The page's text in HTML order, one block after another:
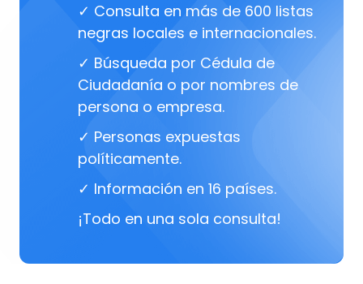
✓ Consulta en más de 600 listas
negras locales e internacionales.
✓ Búsqueda por Cédula de
Ciudadanía o por nombres de
persona o empresa.
✓ Personas expuestas
políticamente.
✓ Información en 16 países.
¡Todo en una sola consulta!